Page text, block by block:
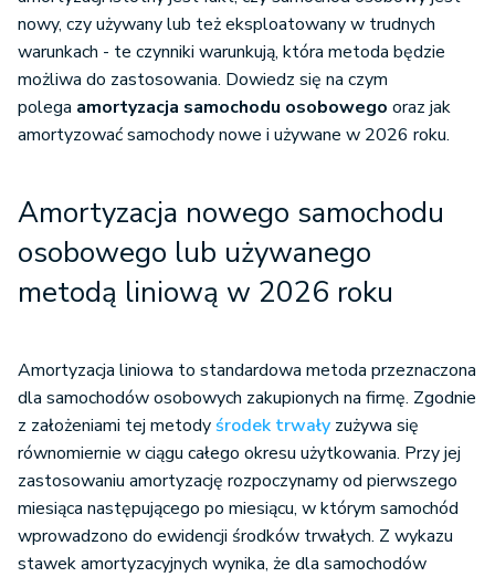
nowy, czy używany lub też eksploatowany w trudnych
warunkach - te czynniki warunkują, która metoda będzie
możliwa do zastosowania. Dowiedz się na czym
polega amortyzacja samochodu osobowego oraz jak
amortyzować samochody nowe i używane w 2026 roku.
Amortyzacja nowego samochodu
osobowego lub używanego
metodą liniową w 2026 roku
Amortyzacja liniowa to standardowa metoda przeznaczona
dla samochodów osobowych zakupionych na firmę. Zgodnie
z założeniami tej metody środek trwały zużywa się
równomiernie w ciągu całego okresu użytkowania. Przy jej
zastosowaniu amortyzację rozpoczynamy od pierwszego
miesiąca następującego po miesiącu, w którym samochód
wprowadzono do ewidencji środków trwałych. Z wykazu
stawek amortyzacyjnych wynika, że dla samochodów